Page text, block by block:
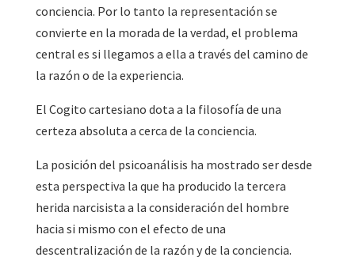
conciencia. Por lo tanto la representación se
convierte en la morada de la verdad, el problema
central es si llegamos a ella a través del camino de
la razón o de la experiencia.
El Cogito cartesiano dota a la filosofía de una
certeza absoluta a cerca de la conciencia.
La posición del psicoanálisis ha mostrado ser desde
esta perspectiva la que ha producido la tercera
herida narcisista a la consideración del hombre
hacia si mismo con el efecto de una
descentralización de la razón y de la conciencia.